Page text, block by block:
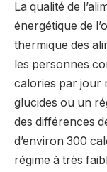
La qualité de
énergétique de
thermique des
les personnes
calories par jour
glucides ou un
des différences
d’environ 300
régime à très